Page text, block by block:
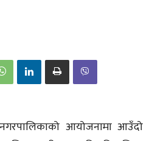
आयोजनामा आउँदो